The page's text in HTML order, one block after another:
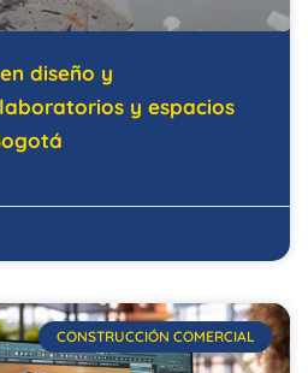
diseño y
y espacios
CONSTRUCCIÓN COMERCIAL